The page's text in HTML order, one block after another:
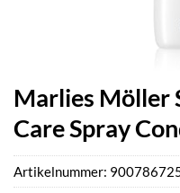
Marlies Möller
Care Spray
Artikelnummer: